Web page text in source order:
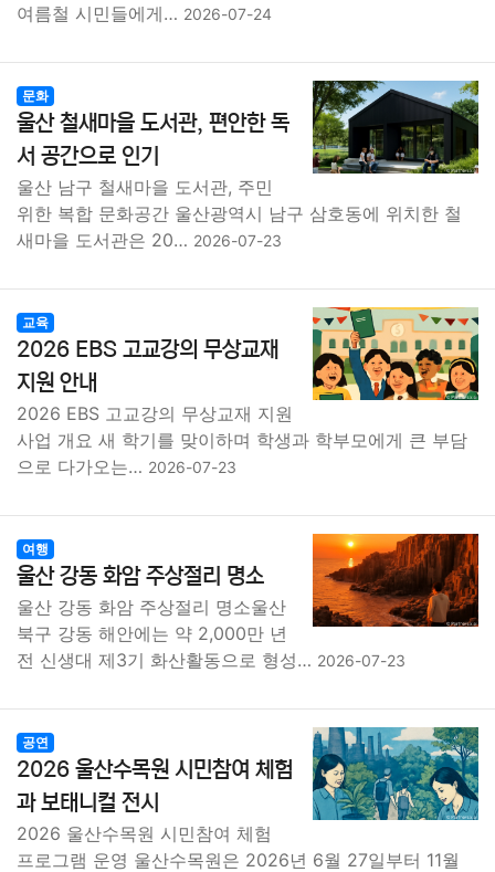
여름철 시민들에게… 2026-07-24
문화
울산 철새마을 도서관, 편안한 독
서 공간으로 인기
울산 남구 철새마을 도서관, 주민
위한 복합 문화공간 울산광역시 남구 삼호동에 위치한 철
새마을 도서관은 20… 2026-07-23
교육
2026 EBS 고교강의 무상교재
지원 안내
2026 EBS 고교강의 무상교재 지원
사업 개요 새 학기를 맞이하며 학생과 학부모에게 큰 부담
으로 다가오는… 2026-07-23
여행
울산 강동 화암 주상절리 명소
울산 강동 화암 주상절리 명소울산
북구 강동 해안에는 약 2,000만 년
전 신생대 제3기 화산활동으로 형성… 2026-07-23
공연
2026 울산수목원 시민참여 체험
과 보태니컬 전시
2026 울산수목원 시민참여 체험
프로그램 운영 울산수목원은 2026년 6월 27일부터 11월